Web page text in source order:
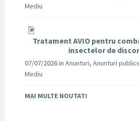
Mediu
Tratament AVIO pentru
insectelor de
07/07/2026in Anunturi, Anunturi
Mediu
MAI MULTE NOUTATI